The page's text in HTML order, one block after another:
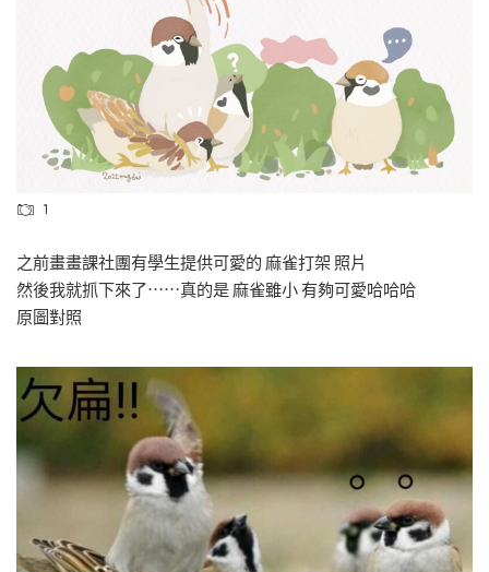
1
之前畫畫課社團有學生提供可愛的 麻雀打架 照片
然後我就抓下來了⋯⋯真的是 麻雀雖小 有夠可愛哈哈哈
原圖對照